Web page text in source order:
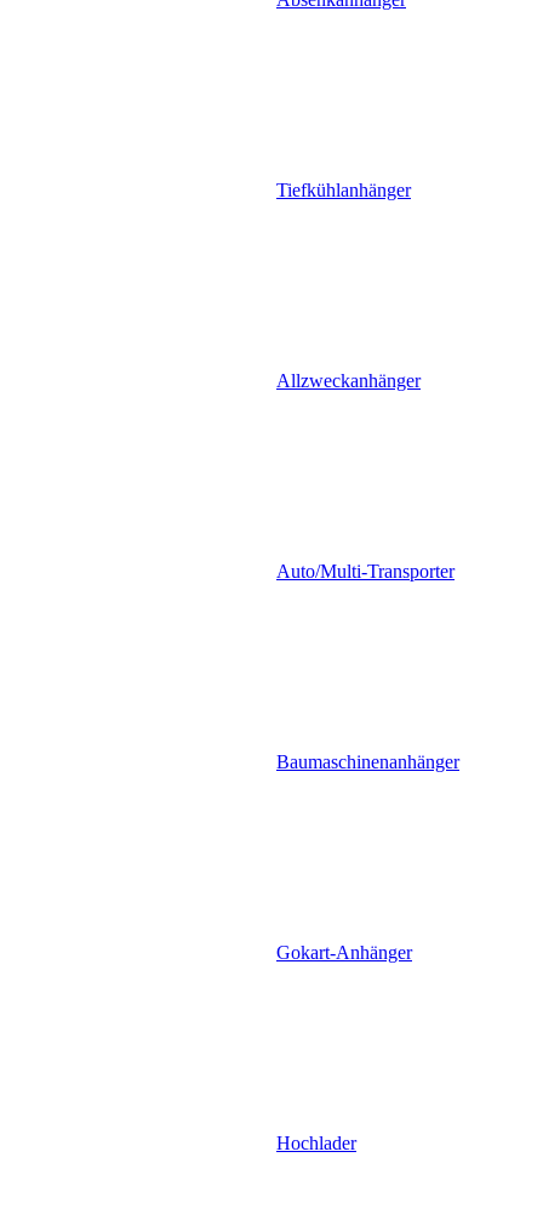
Tiefkühlanhänger
Allzweckanhänger
Auto/Multi-Transporter
Baumaschinenanhänger
Gokart-Anhänger
Hochlader